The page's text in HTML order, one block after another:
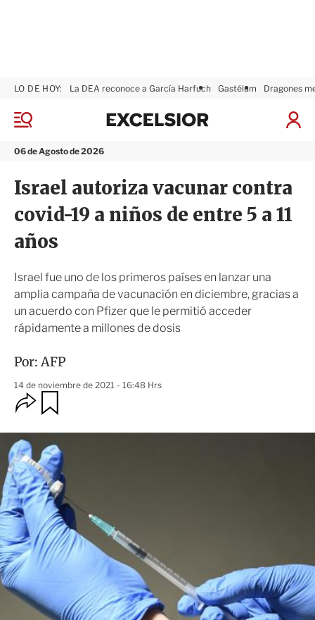
M
n
06 de Agosto de 2026
LO DE HOY: La DEA reconoce a García Harfuch Gastélum Dragones
I
x
i
r
Israel autoriza vacunar contra
covid-19 a niños de entre 5 a 11
años
Israel fue uno de los primeros países en lanzar una
amplia campaña de vacunación en diciembre, gracias a
un acuerdo con Pfizer que le permitió acceder
rápidamente a millones de dosis
Por:AFP
14 de noviembre de 2021 - 16:48 Hrs
O
p
i
o
n
e
s
d
e
c
o
m
r
t
r
d
r